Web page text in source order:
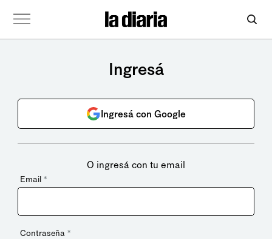
Ingresá
Ingresá con Google
O ingresá con tu email
Email *
Contraseña *